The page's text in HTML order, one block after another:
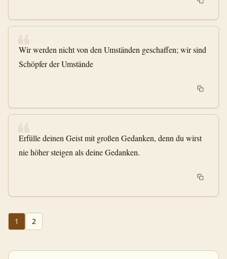
❝
Wir werden nicht von den Umständen geschaffen; wir sind
Schöpfer der Umstände
❝
Erfülle deinen Geist mit großen Gedanken, denn du wirst
nie höher steigen als deine Gedanken.
1 2